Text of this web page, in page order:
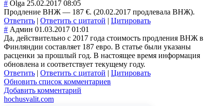
# Olga 25.02.2017 08:05
Продление ВНЖ — 187 €. (20.02.2017 продлевала ВНЖ).
Ответить | Ответить с цитатой | Цитировать
# Админ 01.03.2017 01:01
Да, действительно с 2017 года стоимость продления ВНЖ в
Финляндии составляет 187 евро. В статье были указаны
расценки за прошлый год. В настоящее время информация
обновлена и соответствует текущему году.
Ответить | Ответить с цитатой | Цитировать
Обновить список комментариев
Добавить комментарий
hochusvalit.com